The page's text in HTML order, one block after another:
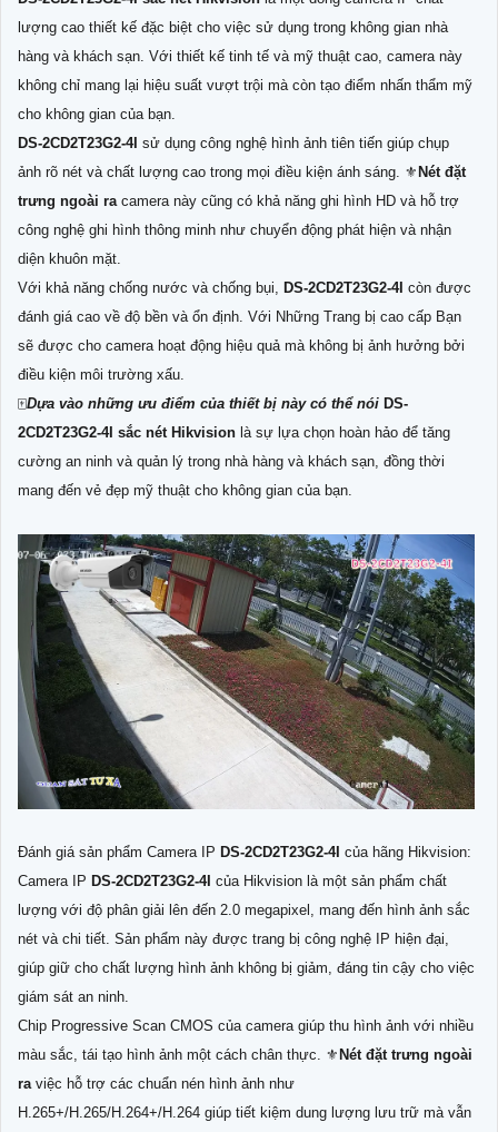
lượng cao thiết kế đặc biệt cho việc sử dụng trong không gian nhà
hàng và khách sạn. Với thiết kế tinh tế và mỹ thuật cao, camera này
không chỉ mang lại hiệu suất vượt trội mà còn tạo điểm nhấn thẩm mỹ
cho không gian của bạn.
DS-2CD2T23G2-4I sử dụng công nghệ hình ảnh tiên tiến giúp chụp
ảnh rõ nét và chất lượng cao trong mọi điều kiện ánh sáng. ⚜️ Nét đặt
trưng ngoài ra camera này cũng có khả năng ghi hình HD và hỗ trợ
công nghệ ghi hình thông minh như chuyển động phát hiện và nhận
diện khuôn mặt.
Với khả năng chống nước và chống bụi, DS-2CD2T23G2-4I còn được
đánh giá cao về độ bền và ổn định. Với Những Trang bị cao cấp Bạn
sẽ được cho camera hoạt động hiệu quả mà không bị ảnh hưởng bởi
điều kiện môi trường xấu.
🀄Dựa vào những ưu điểm của thiết bị này có thể nói DS-
2CD2T23G2-4I sắc nét Hikvision là sự lựa chọn hoàn hảo để tăng
cường an ninh và quản lý trong nhà hàng và khách sạn, đồng thời
mang đến vẻ đẹp mỹ thuật cho không gian của bạn.
Đánh giá sản phẩm Camera IP DS-2CD2T23G2-4I của hãng Hikvision:
Camera IP DS-2CD2T23G2-4I của Hikvision là một sản phẩm chất
lượng với độ phân giải lên đến 2.0 megapixel, mang đến hình ảnh sắc
nét và chi tiết. Sản phẩm này được trang bị công nghệ IP hiện đại,
giúp giữ cho chất lượng hình ảnh không bị giảm, đáng tin cậy cho việc
giám sát an ninh.
Chip Progressive Scan CMOS của camera giúp thu hình ảnh với nhiều
màu sắc, tái tạo hình ảnh một cách chân thực. ⚜️ Nét đặt trưng ngoài
ra việc hỗ trợ các chuẩn nén hình ảnh như
H.265+/H.265/H.264+/H.264 giúp tiết kiệm dung lượng lưu trữ mà vẫn